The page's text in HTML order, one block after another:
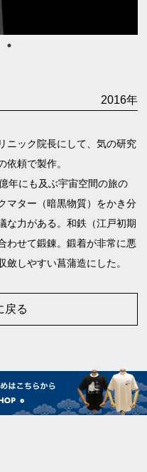
2016年
ニック院長にして、気の研究
依頼で製作。
年にも及ぶ宇宙空間の旅の
マター（暗黒物質）をかき分
な力がある。和鉄（江戸初期
わせて鍛錬。鍛着が非常に悪
斂しやすい菖蒲造にした。
戻る